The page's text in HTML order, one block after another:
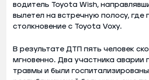
водитель Toyota Wish,
вылетел на встречную полосу, где
столкновение с Toyota Voxy.
В результате ДТП пять человек
мгновенно. Два участника аварии
травмы и были